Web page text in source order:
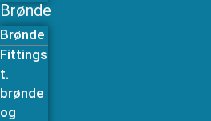
Brønde
Brønde
Fittings
t.
brønde
og